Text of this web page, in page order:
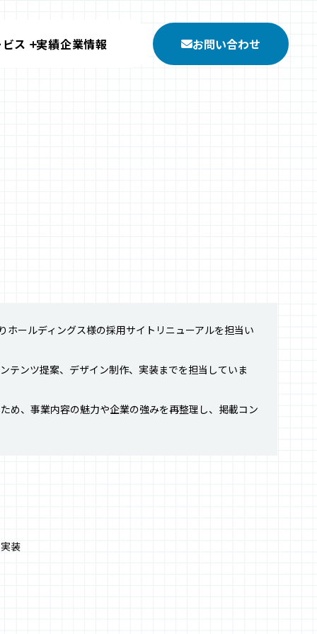
ス 実績企業情報 お問い合わせ
ールディングス様の採用サイトリニューアルを担当い
テンツ提案、デザイン制作、実装までを担当していま
め、事業内容の魅力や企業の強みを再整理し、掲載コン
装